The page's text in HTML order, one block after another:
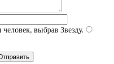
выбрав Звезду.